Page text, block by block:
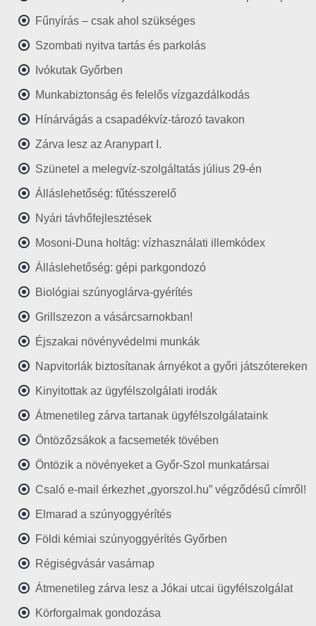
Fűnyírás – csak ahol szükséges
Szombati nyitva tartás és parkolás
Ivókutak Győrben
Munkabiztonság és felelős vízgazdálkodás
Hínárvágás a csapadékvíz-tározó tavakon
Zárva lesz az Aranypart I.
Szünetel a melegvíz-szolgáltatás július 29-én
Álláslehetőség: fűtésszerelő
Nyári távhőfejlesztések
Mosoni-Duna holtág: vízhasználati illemkódex
Álláslehetőség: gépi parkgondozó
Biológiai szúnyoglárva-gyérítés
Grillszezon a vásárcsarnokban!
Éjszakai növényvédelmi munkák
Napvitorlák biztosítanak árnyékot a győri játszótereken
Kinyitottak az ügyfélszolgálati irodák
Átmenetileg zárva tartanak ügyfélszolgálataink
Öntözőzsákok a facsemeték tövében
Öntözik a növényeket a Győr-Szol munkatársai
Csaló e-mail érkezhet „gyorszol.hu” végződésű címről!
Elmarad a szúnyoggyérítés
Földi kémiai szúnyoggyérítés Győrben
Régiségvásár vasárnap
Átmenetileg zárva lesz a Jókai utcai ügyfélszolgálat
Körforgalmak gondozása